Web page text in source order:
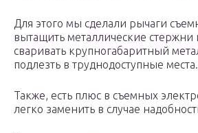
Для этого мы сделали рычаги
вытащить металлические стержни
сваривать крупногабаритный
подлезть в труднодоступные места.
Также, есть плюс в съемных
легко заменить в случае